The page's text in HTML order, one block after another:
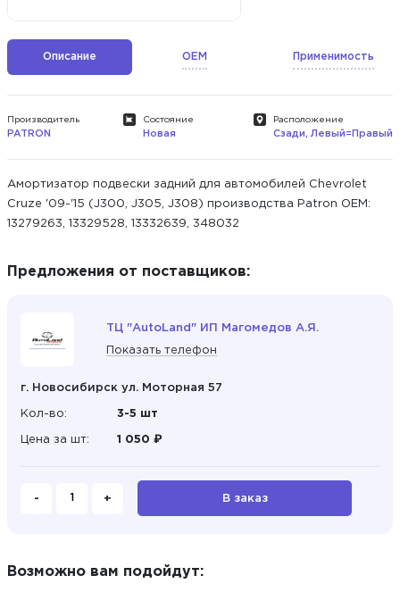
Описание OEM Применимость
Производитель
PATRON
Состояние
Новая
Расположение
Сзади, Левый=Правый
Амортизатор подвески задний для автомобилей Chevrolet
Cruze '09-'15 (J300, J305, J308) производства Patron ОЕМ:
13279263, 13329528, 13332639, 348032
Предложения от поставщиков:
ТЦ "AutoLand" ИП Магомедов А.Я.
Показать телефон
г. Новосибирск ул. Моторная 57
Кол-во: 3-5 шт
Цена за шт: 1 050 ₽
- + В заказ
Возможно вам подойдут: